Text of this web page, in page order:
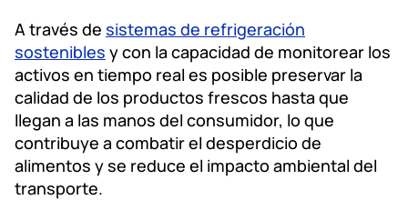
A través de sistemas de refrigeración
sostenibles y con la capacidad de monitorear los
activos en tiempo real es posible preservar la
calidad de los productos frescos hasta que
llegan a las manos del consumidor, lo que
contribuye a combatir el desperdicio de
alimentos y se reduce el impacto ambiental del
transporte.